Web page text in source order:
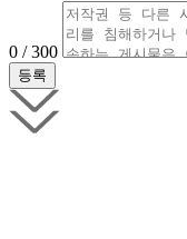
0 / 300